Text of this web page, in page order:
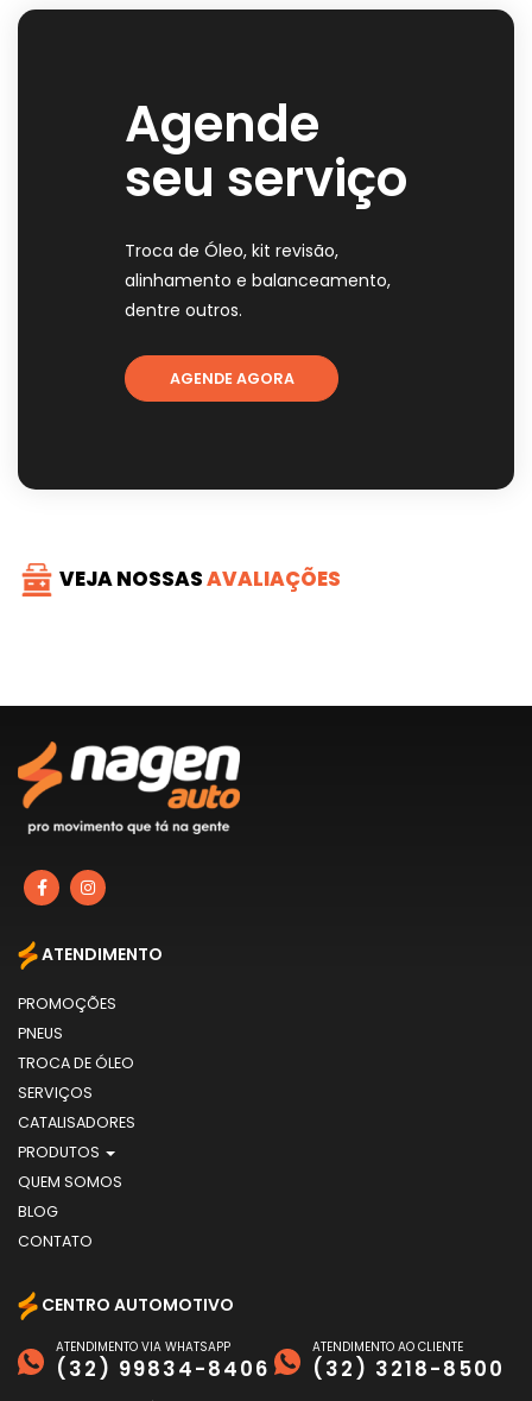
Agende
seu serviço
Troca de Óleo, kit revisão,
alinhamento e balanceamento,
dentre outros.
AGENDE AGORA
VEJA NOSSASAVALIAÇÕES
ATENDIMENTO
PROMOÇÕES
PNEUS
TROCA DE ÓLEO
SERVIÇOS
CATALISADORES
PRODUTOS
QUEM SOMOS
BLOG
CONTATO
CENTRO AUTOMOTIVO
ATENDIMENTO VIA WHATSAPP
(32) 99834-8406
ATENDIMENTO AO CLIENTE
(32) 3218-8500